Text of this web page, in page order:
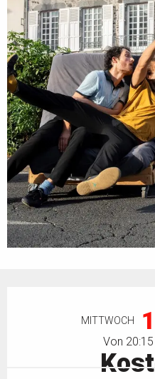
MITTWOCH
Von